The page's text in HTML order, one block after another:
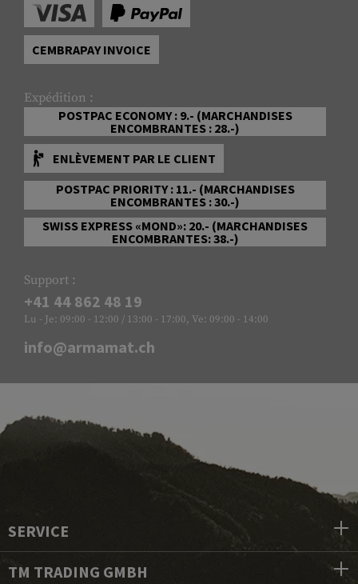
CEMBRAPAY INVOICE
Expédition :
POSTPAC ECONOMY : 9.- (MARCHANDISES
ENCOMBRANTES : 28.-)
ENLÈVEMENT PAR LE CLIENT
POSTPAC PRIORITY : 11.- (MARCHANDISES
ENCOMBRANTES : 30.-)
SWISS EXPRESS «MOND»: 20.- (MARCHANDISES
ENCOMBRANTES: 38.-)
Support :
+41 44 862 48 19
Lu - Je: 09:00 - 12:00 / 13:00 - 17:00, Ve: 09:00 - 14:00
info@armamat.ch
SERVICE
TM TRADING GMBH